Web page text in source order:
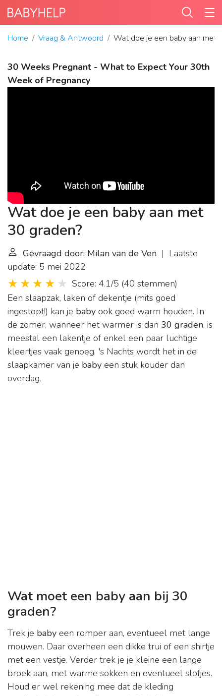
Home Vraag & Antwoord Wat doe je een baby aan met
30 Weeks Pregnant - What to Expect Your 30th
Week of Pregnancy
Wat doe je een baby aan met
30 graden?
Gevraagd door: Milan van de Ven | Laatste
update: 5 mei 2022
Score: 4.1/5 (40 stemmen)
Een slaapzak, laken of dekentje (mits goed
ingestopt!) kan je baby ook goed warm houden. In
de zomer, wanneer het warmer is dan 30 graden, is
meestal een lakentje of enkel een paar luchtige
kleertjes vaak genoeg. 's Nachts wordt het in de
slaapkamer van je baby een stuk kouder dan
overdag.
Wat moet een baby aan bij 30
graden?
Trek je baby een romper aan, eventueel met lange
mouwen. Daar overheen een dikke trui of een shirtje
met een vestje. Verder trek je je kleine een lange
broek aan, met warme sokken en eventueel slofjes.
Houd er wel rekening mee dat de kleding